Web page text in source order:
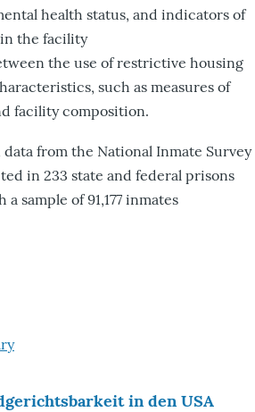
health status, and indicators of
the facility
the use of restrictive housing
such as measures of
facility composition.
data from the National Inmate Survey
in 233 state and federal prisons
sample of 91,177 inmates
in den USA